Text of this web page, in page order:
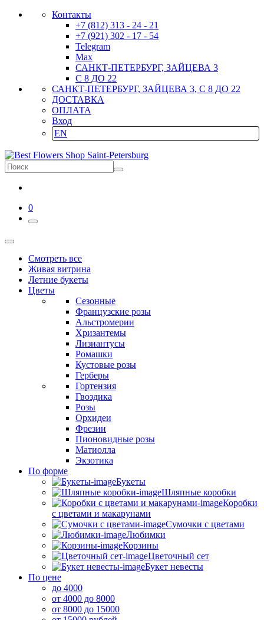
Контакты
+7 (812) 313 - 24 - 21
+7 (921) 302 - 17 - 54
Telegram
Max
САНКТ-ПЕТЕРБУРГ, ЗАЙЦЕВА 3
С 8 ДО 22
САНКТ-ПЕТЕРБУРГ, ЗАЙЦЕВА 3, С 8 ДО 22
ДОСТАВКА
ОПЛАТА
Вход
EN
0
Смотреть все
Живая витрина
Летние букеты
Цветы
Сезонные
Французские розы
Альстромерии
Хризантемы
Лизиантусы
Ромашки
Кустовые розы
Герберы
Гортензия
Гвоздика
Розы
Орхидеи
Фрезии
Пионовидные розы
Матиолла
Экзотика
По форме
Букеты
Шляпные коробки
Коробки
с цветами и макарунами
Сумочки с цветами
Любимки
Корзины
Цветочный сет
Букет невесты
По цене
до 4000
от 4000 до 8000
от 8000 до 15000